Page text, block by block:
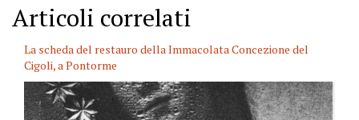
Articoli correlati
La scheda del restauro della Immacolata Concezione del
Cigoli, a Pontorme